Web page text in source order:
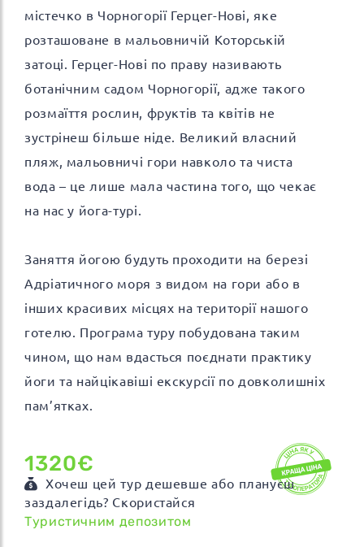
містечко в Чорногорії Герцег-Нові, яке
розташоване в мальовничій Которській
затоці. Герцег-Нові по праву називають
ботанічним садом Чорногорії, адже такого
розмаїття рослин, фруктів та квітів не
зустрінеш більше ніде. Великий власний
пляж, мальовничі гори навколо та чиста
вода – це лише мала частина того, що чекає
на нас у йога-турі.
Заняття йогою будуть проходити на березі
Адріатичного моря з видом на гори або в
інших красивих місцях на території нашого
готелю. Програма туру побудована таким
чином, що нам вдасться поєднати практику
йоги та найцікавіші екскурсії по довколишніх
пам’ятках.
1320€
Хочеш цей тур дешевше або плануєш
заздалегідь? Скористайся
Туристичним депозитом